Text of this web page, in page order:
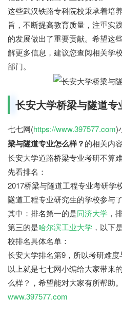
这些武汉铁路专科院校秉承着培
旨，不断提高教育质量，注重实
的发展做出了重要贡献。希望这
解更多信息，建议您查阅相关学
部门。
长安大学桥梁与隧道专
七七网(https://www.397577.com)
梁与隧道专业怎么样？的相关内容
长安大学道路桥梁专业考研不算难
先看排名：
2017桥梁与隧道工程专业考研学
隧道工程专业研究生的学校参与
其中：排名第一的是同济大学 ，
第三的是哈尔滨工业大学 ，以下
校排名具体名单：
长安大学排名第9，所以考研难度
以上就是七七网小编给大家带来
么样？，希望能对大家有所帮助
www.397577.com